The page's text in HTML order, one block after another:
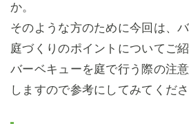
か。
そのような方のために今回は、
庭づくりのポイントについてご紹
バーベキューを庭で行う際の注
しますので参考にしてみてくださ